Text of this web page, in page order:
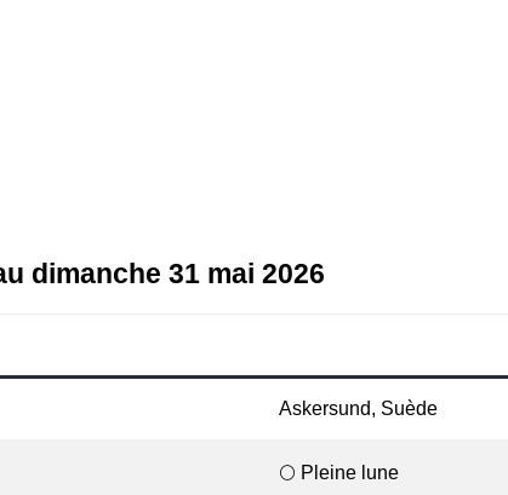
dimanche 31 mai 2026
Askersund, Suède
🌕 Pleine lune